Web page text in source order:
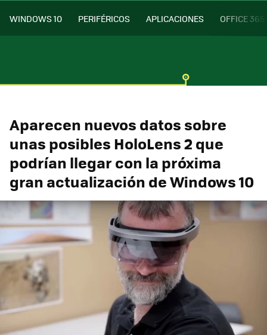
WINDOWS 10 PERIFÉRICOS APLICACIONES OFFICE 365
Aparecen nuevos datos sobre
unas posibles HoloLens 2 que
podrían llegar con la próxima
gran actualización de Windows 10